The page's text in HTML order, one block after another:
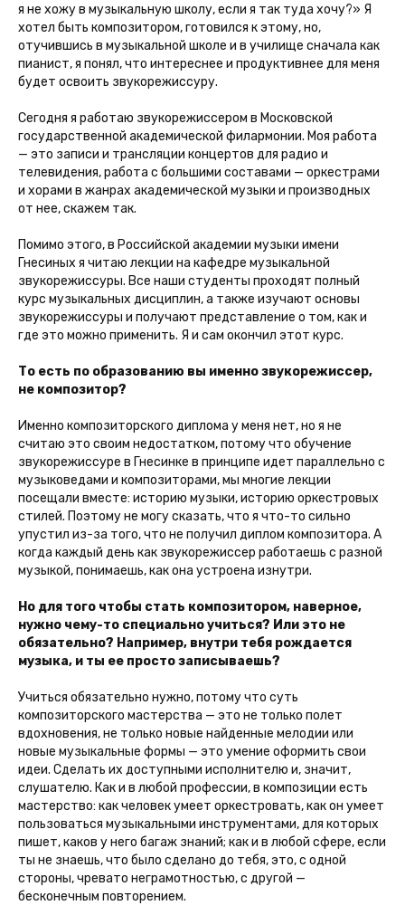
я не хожу в музыкальную школу, если я так туда хочу?» Я
хотел быть композитором, готовился к этому, но,
отучившись в музыкальной школе и в училище сначала как
пианист, я понял, что интереснее и продуктивнее для меня
будет освоить звукорежиссуру.
Сегодня я работаю звукорежиссером в Московской
государственной академической филармонии. Моя работа
— это записи и трансляции концертов для радио и
телевидения, работа с большими составами — оркестрами
и хорами в жанрах академической музыки и производных
от нее, скажем так.
Помимо этого, в Российской академии музыки имени
Гнесиных я читаю лекции на кафедре музыкальной
звукорежиссуры. Все наши студенты проходят полный
курс музыкальных дисциплин, а также изучают основы
звукорежиссуры и получают представление о том, как и
где это можно применить. Я и сам окончил этот курс.
То есть по образованию вы именно звукорежиссер,
не композитор?
Именно композиторского диплома у меня нет, но я не
считаю это своим недостатком, потому что обучение
звукорежиссуре в Гнесинке в принципе идет параллельно с
музыковедами и композиторами, мы многие лекции
посещали вместе: историю музыки, историю оркестровых
стилей. Поэтому не могу сказать, что я что-то сильно
упустил из-за того, что не получил диплом композитора. А
когда каждый день как звукорежиссер работаешь с разной
музыкой, понимаешь, как она устроена изнутри.
Но для того чтобы стать композитором, наверное,
нужно чему-то специально учиться? Или это не
обязательно? Например, внутри тебя рождается
музыка, и ты ее просто записываешь?
Учиться обязательно нужно, потому что суть
композиторского мастерства — это не только полет
вдохновения, не только новые найденные мелодии или
новые музыкальные формы — это умение оформить свои
идеи. Сделать их доступными исполнителю и, значит,
слушателю. Как и в любой профессии, в композиции есть
мастерство: как человек умеет оркестровать, как он умеет
пользоваться музыкальными инструментами, для которых
пишет, каков у него багаж знаний; как и в любой сфере, если
ты не знаешь, что было сделано до тебя, это, с одной
стороны, чревато неграмотностью, с другой —
бесконечным повторением.